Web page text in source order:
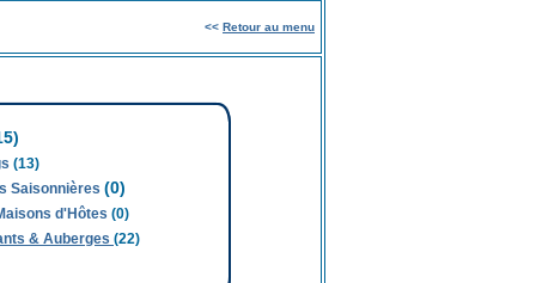
<< Retour au menu
(13)
Saisonnières (0)
d'Hôtes (0)
& Auberges (22)